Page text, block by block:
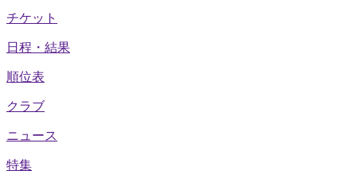
チケット
日程・結果
順位表
クラブ
ニュース
特集